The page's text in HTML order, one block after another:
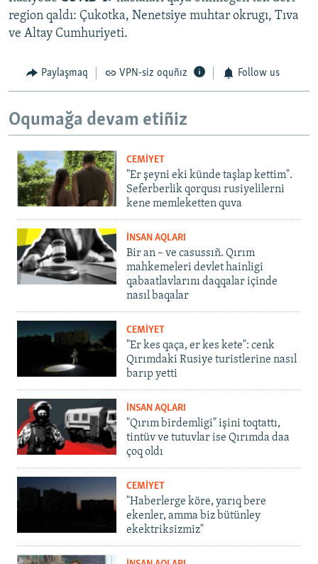
region qaldı: Çukotka, Nenetsiye muhtar okrugı, Tıva
ve Altay Cumhuriyeti.
Paylaşmaq VPN-siz oquñız Follow us
Oqumağa devam etiñiz
CEMİYET
"Er şeyni eki künde taşlap kettim".
Seferberlik qorqusı rusiyelilerni
kene memleketten quva
İNSAN AQLARI
Bir an – ve casussıñ. Qırım
mahkemeleri devlet hainligi
qabaatlavlarını daqqalar içinde
nasıl baqalar
CEMİYET
"Er kes qaça, er kes kete": cenk
Qırımdaki Rusiye turistlerine nasıl
barıp yetti
İNSAN AQLARI
"Qırım birdemligi" işini toqtattı,
tintüv ve tutuvlar ise Qırımda daa
çoq oldı
CEMİYET
"Haberlerge köre, yarıq bere
ekenler, amma biz bütünley
ekektriksizmiz"